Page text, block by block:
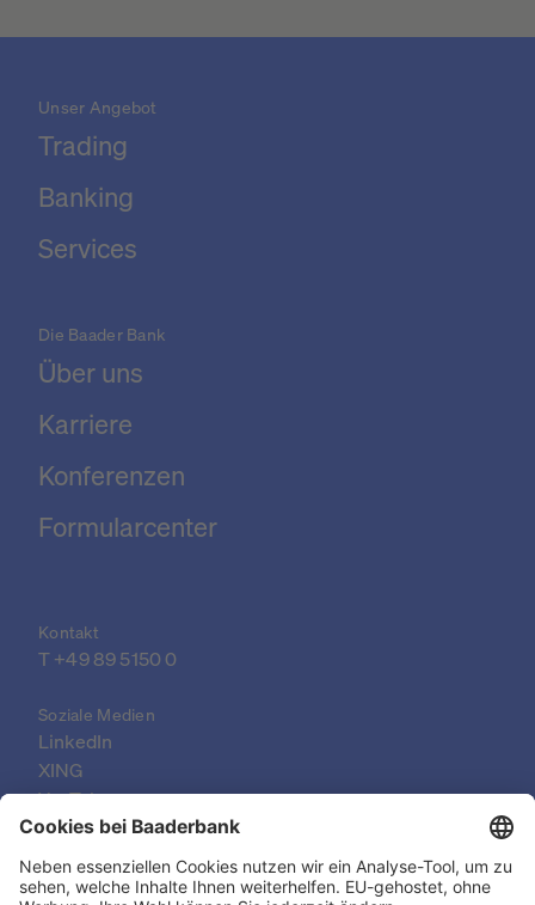
Unser Angebot
Trading
Banking
Services
Die Baader Bank
Über uns
Karriere
Konferenzen
Formularcenter
Kontakt
T +49 89 5150 0
Soziale Medien
LinkedIn
XING
YouTube